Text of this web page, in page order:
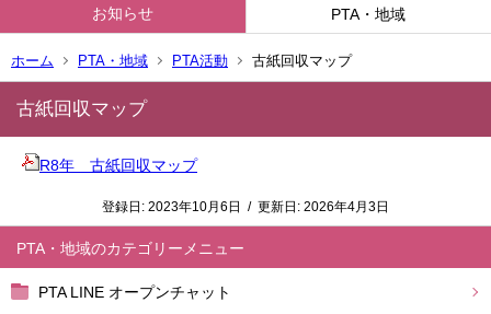
お知らせ PTA・地域
ホーム PTA・地域 PTA活動 古紙回収マップ
PTA・地域
PTA LINE オープンチャット
古紙回収マップ
R8年 古紙回収マップ
登録日: 2023年10月6日 / 更新日: 2026年4月3日